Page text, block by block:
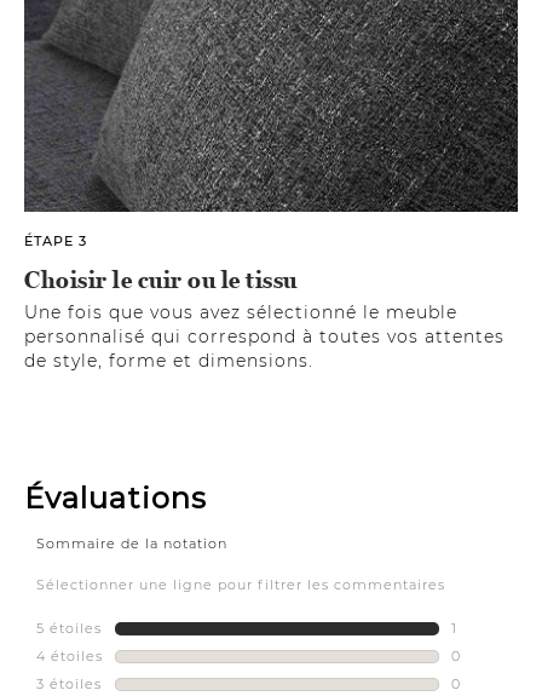
ÉTAPE 3
Choisir le cuir ou le tissu
Une fois que vous avez sélectionné le meuble
personnalisé qui correspond à toutes vos attentes
de style, forme et dimensions.